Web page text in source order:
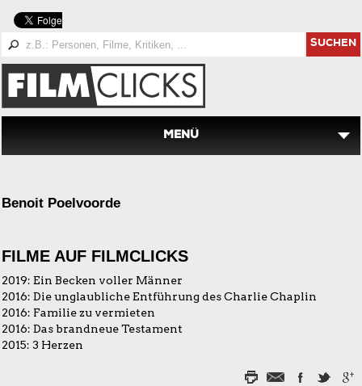
SUCHEN
MENÜ
Benoit Poelvoorde
FILME AUF FILMCLICKS
2019: Ein Becken voller Männer
2016: Die unglaubliche Entführung des Charlie Chaplin
2016: Familie zu vermieten
2016: Das brandneue Testament
2015: 3 Herzen